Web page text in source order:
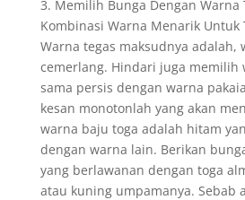
3. Memilih Bunga Dengan Warna
Kombinasi Warna Menarik Untuk
Warna tegas maksudnya adalah,
cemerlang. Hindari juga memilih
sama persis dengan warna
kesan monotonlah yang akan
warna baju toga adalah hitam
dengan warna lain. Berikan
yang berlawanan dengan toga
atau kuning umpamanya. Sebab